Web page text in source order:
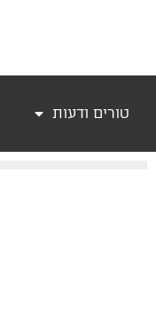
טורים ודעות